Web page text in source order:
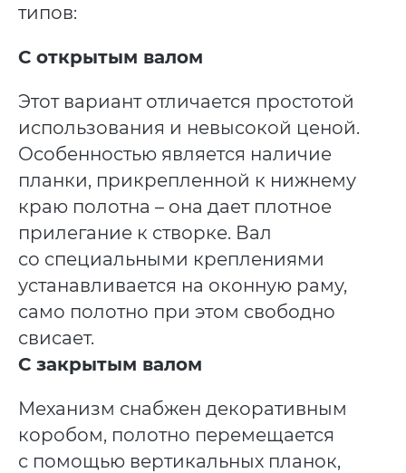
типов:
С открытым валом
Этот вариант отличается простотой
использования и невысокой ценой.
Особенностью является наличие
планки, прикрепленной к нижнему
краю полотна – она дает плотное
прилегание к створке. Вал
со специальными креплениями
устанавливается на оконную раму,
само полотно при этом свободно
свисает.
С закрытым валом
Механизм снабжен декоративным
коробом, полотно перемещается
с помощью вертикальных планок,